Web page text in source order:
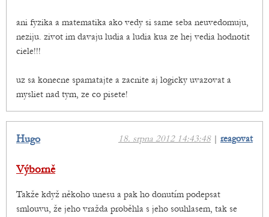
ani fyzika a matematika ako vedy si same seba neuvedomuju,
neziju. zivot im davaju ludia a ludia kua ze hej vedia hodnotit
ciele!!!
uz sa konecne spamatajte a zacnite aj logicky uvazovat a
mysliet nad tym, ze co pisete!
18. srpna 2012 14:43:48| reagovat
Hugo
Výborně
Takže když někoho unesu a pak ho donutím podepsat
smlouvu, že jeho vražda proběhla s jeho souhlasem, tak se